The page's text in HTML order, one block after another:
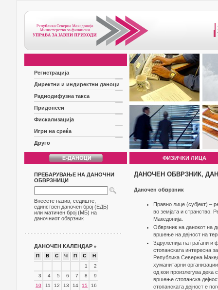
Регистрација
Директни и индиректни даноци
Радиодифузна такса
Придонеси
Фискализација
Игри на среќа
Друго
ФИЗИЧКИ ЛИЦА
ПРЕБАРУВАЊЕ НА ДАНОЧНИ
ОБВРЗНИЦИ
Внесете назив, седиште,
единствен даночен број (ЕДБ)
или матичен број (МБ) на
даночниот обврзник
ДАНОЧЕН КАЛЕНДАР »
П В С Ч П С
Н
1
2
3
4 5 6 7 8
9
10
11 12 13 14 15
16
ДАНОЧЕН ОБВРЗНИК,
Даночен обврзник
Правно лице (субјект) –
во земјата и странство.
Македонија.
Обврзник на данокот на
вршење на дејност на
Здруженија на граѓани и
стопанската интересна
Република Северна
хуманитарни
од кои произлегува дека
вршење стопанска
стопанската дејност е